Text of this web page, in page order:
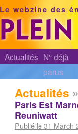
Le webzine des
Actualités N° déjà
parus
Actualités »
Paris Est
Reuniwatt
Publié le 31 March